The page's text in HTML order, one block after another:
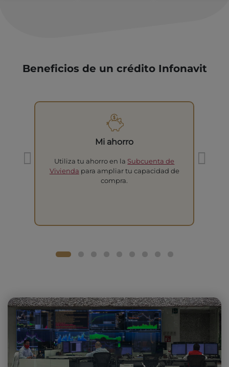
Beneficios de un crédito Infonavit
Mi ahorro
Utiliza tu ahorro en la Subcuenta de
Vivienda para ampliar tu capacidad de
compra.